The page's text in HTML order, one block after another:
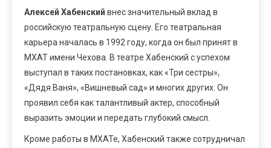
Алексей Хабенский внес значительный вклад в
российскую театральную сцену. Его театральная
карьера началась в 1992 году, когда он был принят в
МХАТ имени Чехова. В театре Хабенский с успехом
выступал в таких постановках, как «Три сестры»,
«Дядя Ваня», «Вишневый сад» и многих других. Он
проявил себя как талантливый актер, способный
выразить эмоции и передать глубокий смысл.
Кроме работы в МХАТе, Хабенский также сотрудничал